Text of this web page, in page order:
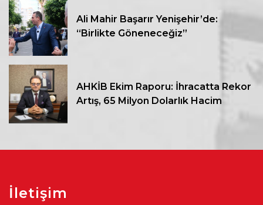
Ali Mahir Başarır Yenişehir’de:
“Birlikte Göneneceğiz”
AHKİB Ekim Raporu: İhracatta Rekor
Artış, 65 Milyon Dolarlık Hacim
İletişim